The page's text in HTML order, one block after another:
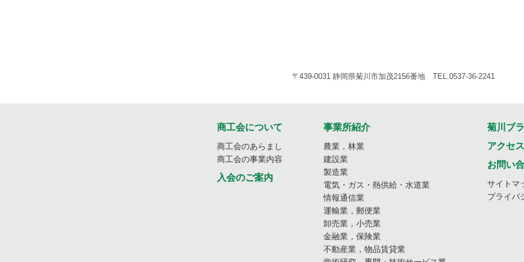
〒439-0031 静岡県菊川市加茂2156番地 TEL.0537-36-2241
商工会について
商工会のあらまし
商工会の事業内容
入会のご案内
事業所紹介
農業，林業
建設業
製造業
電気・ガス・熱供給・水道業
情報通信業
運輸業，郵便業
卸売業，小売業
金融業，保険業
不動産業，物品賃貸業
菊川ブ
アクセス
お問い
サイトマ
プライバ